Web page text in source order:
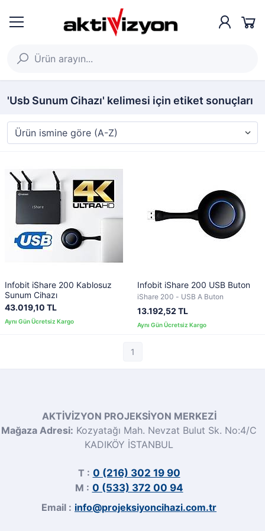
'Usb Sunum Cihazı' kelimesi için etiket sonuçları
Infobit iShare 200 Kablosuz
Sunum Cihazı
43.019,10 TL
Infobit iShare 200 USB Buton
iShare 200 - USB A Buton
13.192,52 TL
1
AKTİVİZYON PROJEKSİYON MERKEZİ
Mağaza Adresi: Kozyatağı Mah. Nevzat Bulut Sk. No:4/C
KADIKÖY İSTANBUL
T : 0 (216) 302 19 90
M : 0 (533) 372 00 94
Email : info@projeksiyoncihazi.com.tr